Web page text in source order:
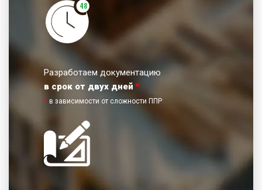
48
Разработаем документацию
в срок от двух дней *
* в зависимости от сложности ППР